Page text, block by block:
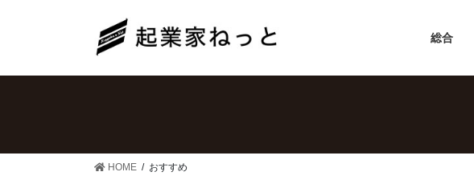
総合
HOME おすすめ